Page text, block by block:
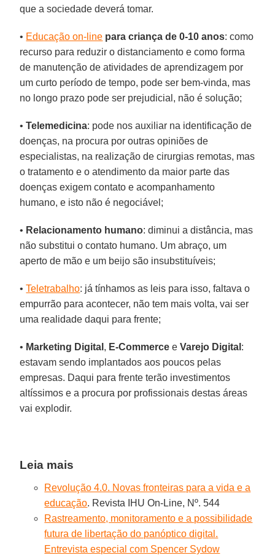
que a sociedade deverá tomar.
• Educação on-line para criança de 0-10 anos: como
recurso para reduzir o distanciamento e como forma
de manutenção de atividades de aprendizagem por
um curto período de tempo, pode ser bem-vinda, mas
no longo prazo pode ser prejudicial, não é solução;
•Telemedicina: pode nos auxiliar na identificação de
doenças, na procura por outras opiniões de
especialistas, na realização de cirurgias remotas, mas
o tratamento e o atendimento da maior parte das
doenças exigem contato e acompanhamento
humano, e isto não é negociável;
• Relacionamento humano: diminui a distância, mas
não substitui o contato humano. Um abraço, um
aperto de mão e um beijo são insubstituíveis;
•Teletrabalho: já tínhamos as leis para isso, faltava o
empurrão para acontecer, não tem mais volta, vai ser
uma realidade daqui para frente;
• Marketing Digital , E-Commerce eVarejo Digital :
estavam sendo implantados aos poucos pelas
empresas. Daqui para frente terão investimentos
altíssimos e a procura por profissionais destas áreas
vai explodir.
Leia mais
Revolução 4.0. Novas fronteiras para a vida e a
educação. Revista IHU On-Line, Nº. 544
Rastreamento, monitoramento e a possibilidade
futura de libertação do panóptico digital.
Entrevista especial com Spencer Sydow